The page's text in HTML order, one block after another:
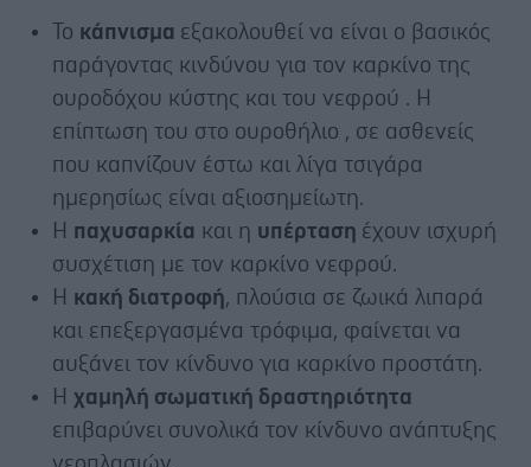
Το κάπνισμα εξακολουθεί να είναι ο βασικός
παράγοντας κινδύνου για τον καρκίνο της
ουροδόχου κύστης και του νεφρού . Η
επίπτωση του στο ουροθήλιο , σε ασθενείς
που καπνίζουν έστω και λίγα τσιγάρα
ημερησίως είναι αξιοσημείωτη.
Η παχυσαρκία και η υπέρταση έχουν ισχυρή
συσχέτιση με τον καρκίνο νεφρού.
Η κακή διατροφή, πλούσια σε ζωικά λιπαρά
και επεξεργασμένα τρόφιμα, φαίνεται να
αυξάνει τον κίνδυνο για καρκίνο προστάτη.
Η χαμηλή σωματική δραστηριότητα
επιβαρύνει συνολικά τον κίνδυνο ανάπτυξης